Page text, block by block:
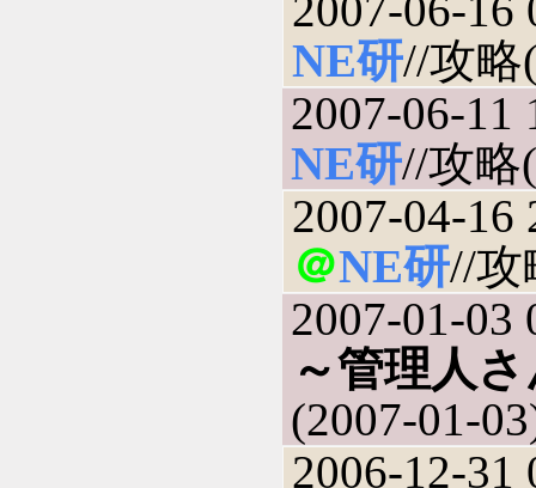
NE研//攻略
2007-06-11
NE研//攻略
2007-04-16
＠NE研//攻
2007-01-03
～管理人
(2007-01-
2006-12-31